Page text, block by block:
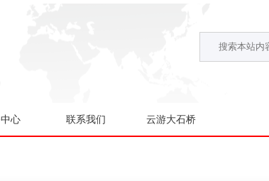
心 联系我们 云游大石桥